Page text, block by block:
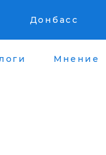
Донбасс
Мнение